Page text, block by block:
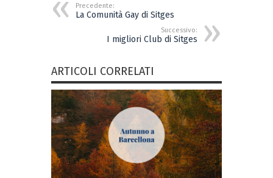
Precedente:
La Comunità Gay di Sitges
Successivo:
I migliori Club di Sitges
ARTICOLI CORRELATI